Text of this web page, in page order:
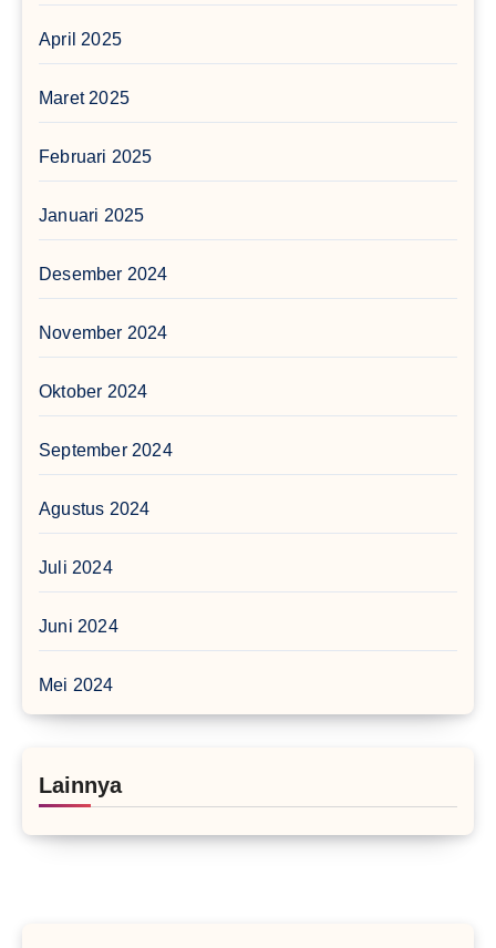
April 2025
Maret 2025
Februari 2025
Januari 2025
Desember 2024
November 2024
Oktober 2024
September 2024
Agustus 2024
Juli 2024
Juni 2024
Mei 2024
Lainnya